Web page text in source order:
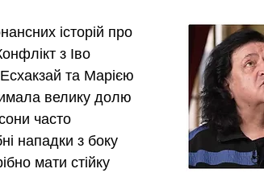
історій про
з Іво
та Марією
велику долю
часто
нападки з боку
мати стійку